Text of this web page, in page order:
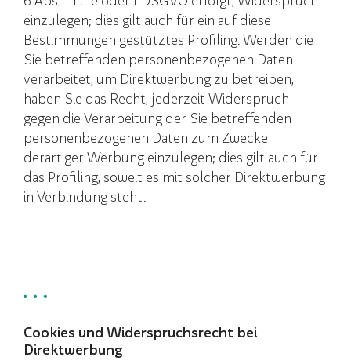
einzulegen; dies gilt auch für ein auf diese
Bestimmungen gestütztes Profiling. Werden die
Sie betreffenden personenbezogenen Daten
verarbeitet, um Direktwerbung zu betreiben,
haben Sie das Recht, jederzeit Widerspruch
gegen die Verarbeitung der Sie betreffenden
personenbezogenen Daten zum Zwecke
derartiger Werbung einzulegen; dies gilt auch für
das Profiling, soweit es mit solcher Direktwerbung
in Verbindung steht.
Cookies und Widerspruchsrecht bei
Direktwerbung